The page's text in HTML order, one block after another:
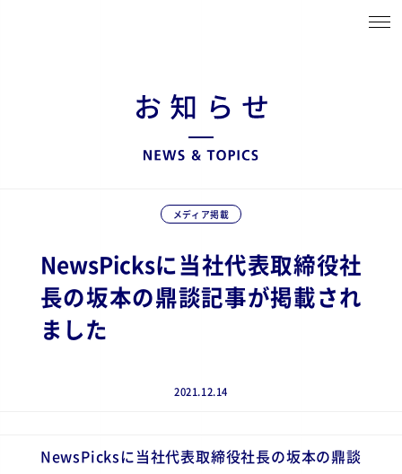
メディア掲載
NewsPicksに当社代表取締役社
長の坂本の鼎談記事が掲載され
ました
2021.12.14
NewsPicksに当社代表取締役社長の坂本の鼎談